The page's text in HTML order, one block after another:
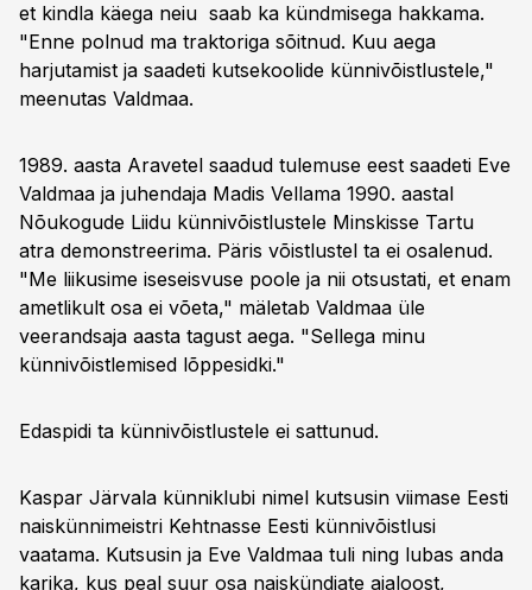
et kindla käega neiu saab ka kündmisega hakkama.
"Enne polnud ma traktoriga sõitnud. Kuu aega
harjutamist ja saadeti kutsekoolide künnivõistlustele,"
meenutas Valdmaa.
1989. aasta Aravetel saadud tulemuse eest saadeti Eve
Valdmaa ja juhendaja Madis Vellama 1990. aastal
Nõukogude Liidu künnivõistlustele Minskisse Tartu
atra demonstreerima. Päris võistlustel ta ei osalenud.
"Me liikusime iseseisvuse poole ja nii otsustati, et enam
ametlikult osa ei võeta," mäletab Valdmaa üle
veerandsaja aasta tagust aega. "Sellega minu
künnivõistlemised lõppesidki."
Edaspidi ta künnivõistlustele ei sattunud.
Kaspar Järvala künniklubi nimel kutsusin viimase Eesti
naiskünnimeistri Kehtnasse Eesti künnivõistlusi
vaatama. Kutsusin ja Eve Valdmaa tuli ning lubas anda
karika, kus peal suur osa naiskündjate ajaloost,